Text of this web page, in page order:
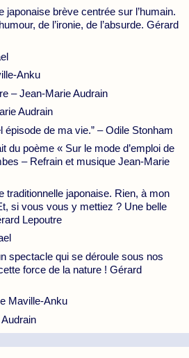
japonaise brève centrée sur l’humain.
de l’ironie, de l’absurde. Gérard
Anku
– Jean-Marie Audrain
Audrain
épisode de ma vie.” – Odile Stonham
du poème « Sur le mode d’emploi de
– Refrain et musique Jean-Marie
traditionnelle japonaise. Rien, à mon
si vous vous y mettiez ? Une belle
Lepoutre
spectacle qui se déroule sous nos
force de la nature ! Gérard
Maville-Anku